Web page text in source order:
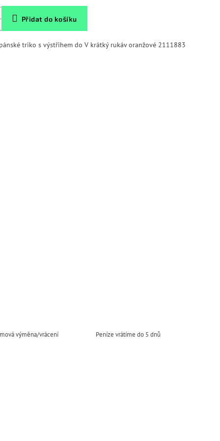
Přidat do košíku
triko s výstřihem do V krátký rukáv oranžové 2111883
výměna/vrácení Peníze vrátíme do 5 dnů